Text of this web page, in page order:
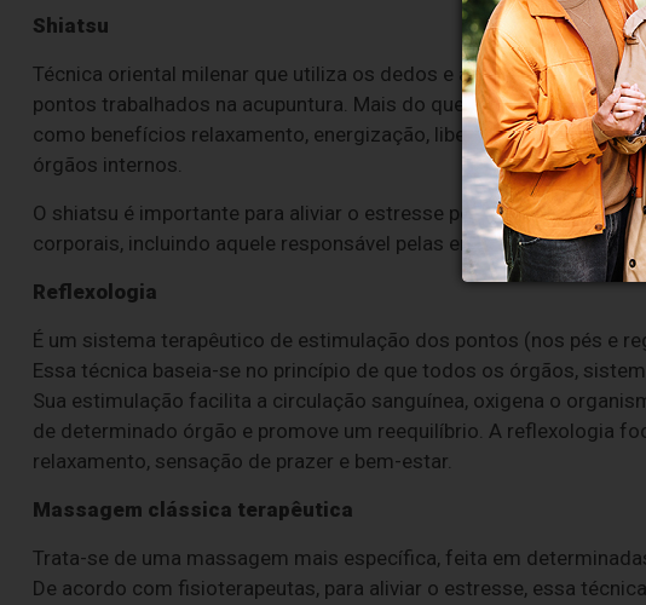
Shiatsu
Técnica oriental milenar que utiliza os dedos e a palma das mãos
pontos trabalhados na acupuntura. Mais do que uma massagem,
como benefícios relaxamento, energização, liberação dos pontos
órgãos internos.
O shiatsu é importante para aliviar o estresse porque promove
corporais, incluindo aquele responsável pelas emoções.
Reflexologia
É um sistema terapêutico de estimulação dos pontos (nos pés e
Essa técnica baseia-se no princípio de que todos os órgãos,
Sua estimulação facilita a circulação sanguínea, oxigena o
de determinado órgão e promove um reequilíbrio. A reflexologia
relaxamento, sensação de prazer e bem-estar.
Massagem clássica terapêutica
Trata-se de uma massagem mais específica, feita em
De acordo com fisioterapeutas, para aliviar o estresse, essa